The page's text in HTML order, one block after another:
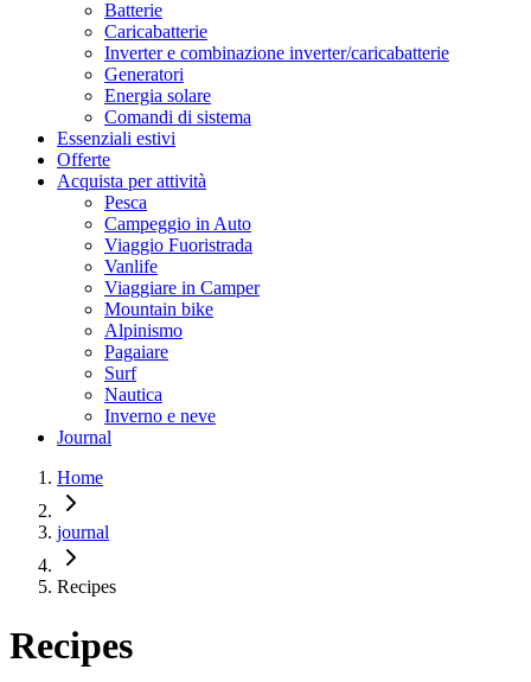
Batterie
Caricabatterie
Inverter e combinazione inverter/caricabatterie
Generatori
Energia solare
Comandi di sistema
Essenziali estivi
Offerte
Acquista per attività
Pesca
Campeggio in Auto
Viaggio Fuoristrada
Vanlife
Viaggiare in Camper
Mountain bike
Alpinismo
Pagaiare
Surf
Nautica
Inverno e neve
Journal
Home
journal
Recipes
Recipes